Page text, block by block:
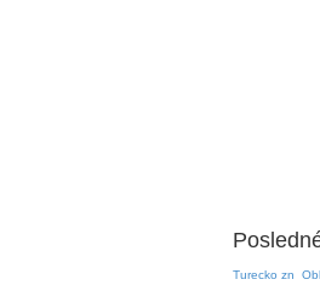
Turecko zn